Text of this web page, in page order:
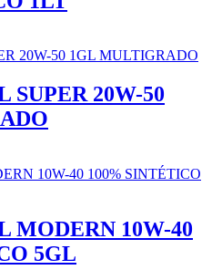
20W-50
MODERN 10W-40
5GL